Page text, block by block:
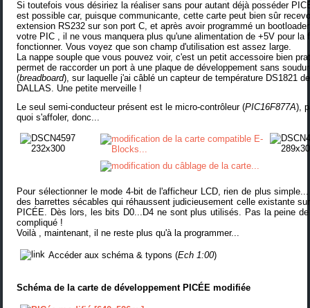
Si toutefois vous désiriez la réaliser sans pour autant déjà posséder
est possible car, puisque communicante, cette carte peut bien sûr
extension RS232 sur son port C, et après avoir programmé unbootloader
votre PIC , il ne vous manquera plus qu'une alimentation de +5V pour la
fonctionner. Vous voyez que son champ d'utilisation est assez large.
La nappe souple que vous pouvez voir, c'est unpetit accessoire bien
permet de raccorder un port à uneplaque de développement sans
(breadboard) , sur laquelle j'ai câblé un capteur de température DS1821
DALLAS. Une petite merveille !
Le seul semi-conducteur présent est le micro-contrôleur (PIC16F877A),
quoi s'affoler, donc...
Pour sélectionner le mode 4-bit de l'afficheur LCD, rien de plus
des barrettes sécables qui réhaussent judicieusement celle existante
PICÉE. Dès lors, les bits D0...D4 ne sont plus utilisés. Pas la peine
compliqué !
Voilà , maintenant, il ne reste plus qu'à la programmer...
Accéder aux schéma & typons (Ech 1:00)
Schéma de la carte de développement PICÉE modifiée